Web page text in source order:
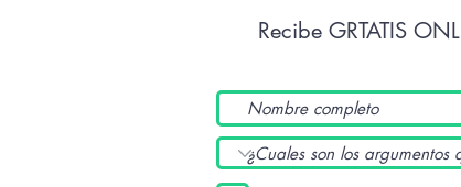
Recibe GRTATIS